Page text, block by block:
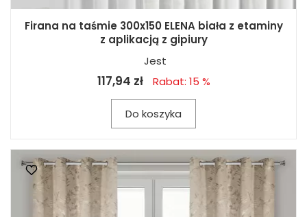
Firana na taśmie 300x150 ELENA biała z etaminy
z aplikacją z gipiury
Jest
117,94 zł Rabat: 15 %
Do koszyka